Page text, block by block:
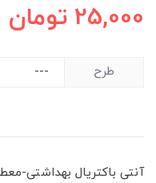
25,000 تومان
طرح
آنتی باکتریال ‌بهداشتی-